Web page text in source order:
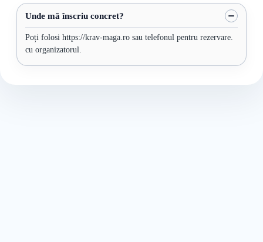
Unde mă înscriu concret?
Poți folosi https://krav-maga.ro sau telefonul pentru rezervare.
cu organizatorul.